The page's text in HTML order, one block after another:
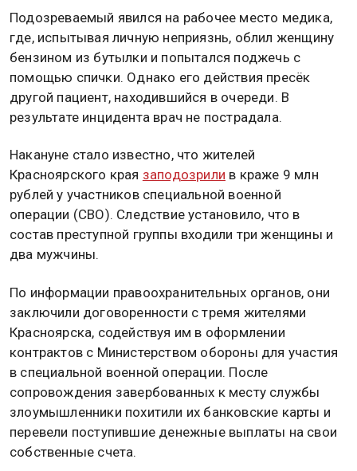
Подозреваемый явился на рабочее место медика,
где, испытывая личную неприязнь, облил женщину
бензином из бутылки и попытался поджечь с
помощью спички. Однако его действия пресёк
другой пациент, находившийся в очереди. В
результате инцидента врач не пострадала.
Накануне стало известно, что жителей
Красноярского края заподозрили в краже 9 млн
рублей у участников специальной военной
операции (СВО). Следствие установило, что в
состав преступной группы входили три женщины и
два мужчины.
По информации правоохранительных органов, они
заключили договоренности с тремя жителями
Красноярска, содействуя им в оформлении
контрактов с Министерством обороны для участия
в специальной военной операции. После
сопровождения завербованных к месту службы
злоумышленники похитили их банковские карты и
перевели поступившие денежные выплаты на свои
собственные счета.